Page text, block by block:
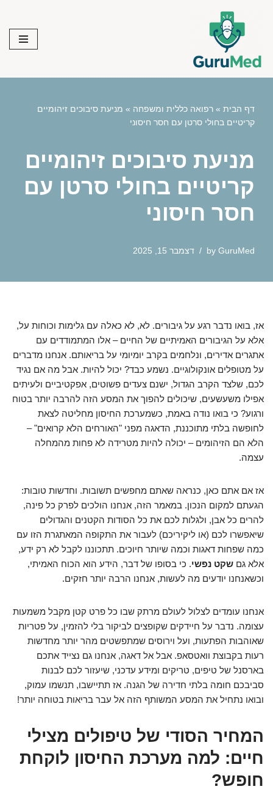
content
דף הבית » רפואה כללית ומשפחה » מניעת סיבוכים זיהומיים
קריטיים בחולי סרטן עם חסר חיסוני
מניעת סיבוכים זיהומיים
קריטיים בחולי סרטן עם
חסר חיסוני
by GuruMed דצמבר 15, 2025
אז, בואו נדבר רגע על גיבורים. לא, לא כאלה עם גלימות וכוחות על,
אלא על הגיבורים האמיתיים של החיים – אלו המתמודדים עם
אתגרים אדירים, ונלחמים בקרב יומיומי על בריאותם. אנחנו מדברים
על מטופלים אונקולוגיים. נשמע כבד? יכול להיות. אבל מה אם נגיד
לכם, שלצד הקרב הגדול, ישנם צעדים פשוטים, אפקטיביים ולעיתים
אפילו משעשעים, שיכולים להפוך את המסע הזה להרבה יותר בטוח
ורגוע? כי בואו נודה באמת, כשמערכת החיסון מחליטה לצאת
לחופשה בלתי מתוכננת, הדאגה מפני "האורחים הלא קרואים" –
הלא הם הזיהומים – יכולה להיות מטרידה לא פחות מהמחלה
עצמה.
אז אם אתם כאן, כנראה שאתם מחפשים תשובות. וחדשות טובות:
הגעתם למקום הנכון. במאמר הזה, אנחנו הולכים לפרק כל פינה,
להרים כל אבן, ולגלות לכם את כל הסודות הקטנים והגדולים
שיאפשרו לכם (או ליקיריכם) לעבור את התקופה המאתגרת הזו עם
כמה שפחות דאגות וכמה שיותר חיוכים. תתכוננו לקבל לא רק ידע,
אלא גם שקט נפשי. כי בסופו של דבר, הידע הוא הכוח האמיתי,
וכשאנחנו יודעים מה לעשות, אנחנו הרבה יותר חזקים.
אנחנו עומדים לצלול לעולם מרתק שבו כל פרט קטן מקבל משמעות
עצומה. נדבר על חיידקים שקופצים לביקור בלי להזמין, על פטריות
שאוהבות הפתעות, ועל וירוסים שמתפשטים מהר יותר מחדשות
רעות בקבוצת וואטסאפ. אבל אל דאגה, אנחנו גם נצייד אתכם
בארסנל של טיפים, טריקים ומידע עדכני, שיעזור לכם לבנות
סביבכם חומה בלתי חדירה של הגנה. אז תתיישבו, תנשמו עמוק,
ובואו נתחיל את המסע המשותף הזה אל עבר בריאות בטוחה יותר!
המחיר הסודי של טיפולים מצילי
חיים: למה מערכת החיסון לוקחת
חופש?